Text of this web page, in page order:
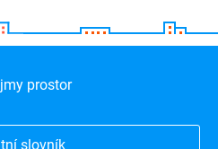
prostor
slovník